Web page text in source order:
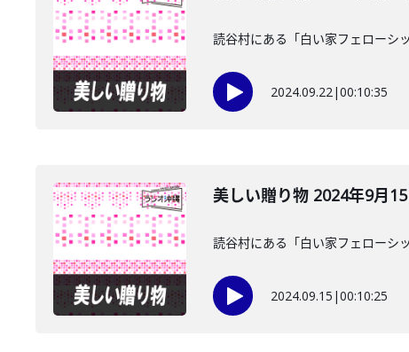
読谷村にある「白い家フェローシ
2024.09.22|00:10:35
美しい贈り物 2024年9月
読谷村にある「白い家フェローシ
2024.09.15 |00:10:25